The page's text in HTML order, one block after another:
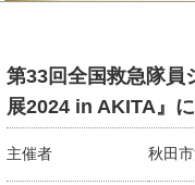
第33回全国救急隊
展2024 in AKITA』
主催者 秋田